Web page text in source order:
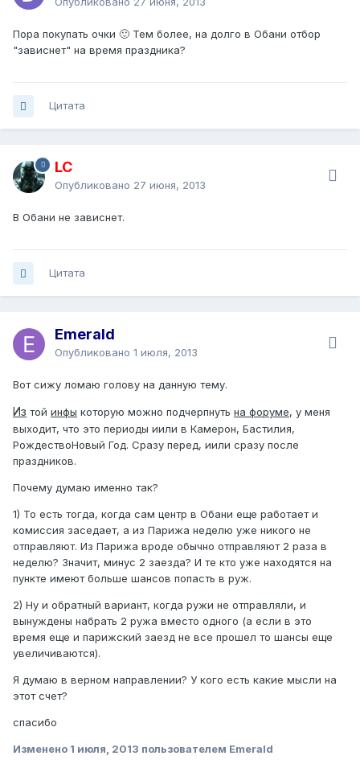
Пора покупать очки 🙂 Тем более, на долго в Обани отбор
"зависнет" на время праздника?
Цитата
LC
Опубликовано 27 июня, 2013
В Обани не зависнет.
Цитата
Emerald
Опубликовано 1 июля, 2013
Вот сижу ломаю голову на данную тему.
Из той инфы которую можно подчерпнуть на форуме, у меня
выходит, что это периоды иили в Камерон, Бастилия,
РождествоНовый Год. Сразу перед, иили сразу после
праздников.
Почему думаю именно так?
1) То есть тогда, когда сам центр в Обани еще работает и
комиссия заседает, а из Парижа неделю уже никого не
отправляют. Из Парижа вроде обычно отправляют 2 раза в
неделю? Значит, минус 2 заезда? И те кто уже находятся на
пункте имеют больше шансов попасть в руж.
2) Ну и обратный вариант, когда ружи не отправляли, и
вынуждены набрать 2 ружа вместо одного (а если в это
время еще и парижский заезд не все прошел то шансы еще
увеличиваются).
Я думаю в верном направлении? У кого есть какие мысли на
этот счет?
спасибо
Изменено 1 июля, 2013 пользователем Emerald